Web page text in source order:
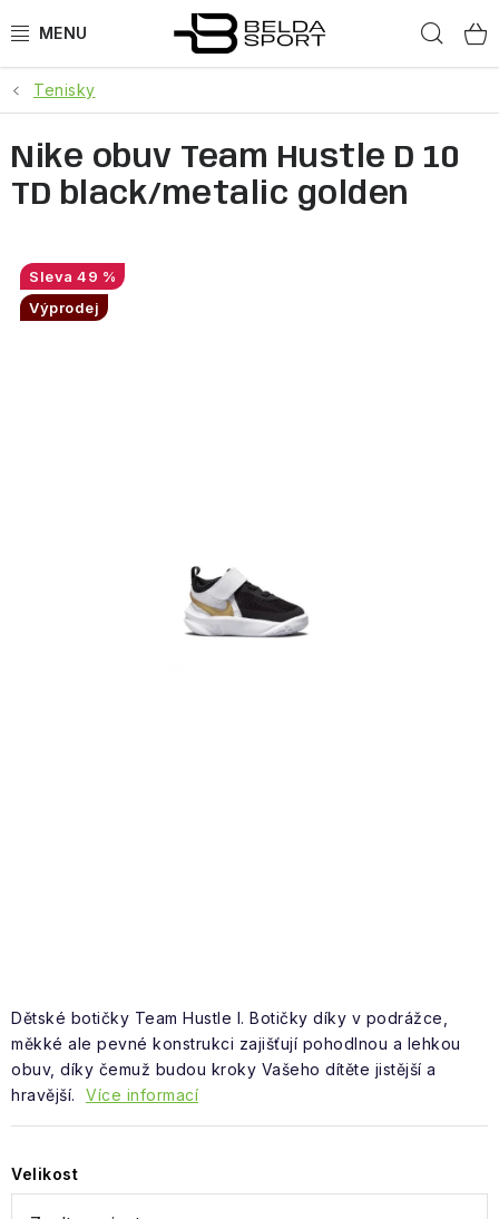
na
SPORTY
BĚH
BOGNER
OBLEČENÍ
Tenisky
Dětské botičky Team Hustle l. Botičky díky v podrážce,
měkké ale pevné konstrukci zajišťují pohodlnou a lehkou
obuv, díky čemuž budou kroky Vašeho dítěte jistější a
hravější.
Více informací
Velikost
Nike obuv Team Hustle D 10
TD black/metalic golden
49 %
Výprodej